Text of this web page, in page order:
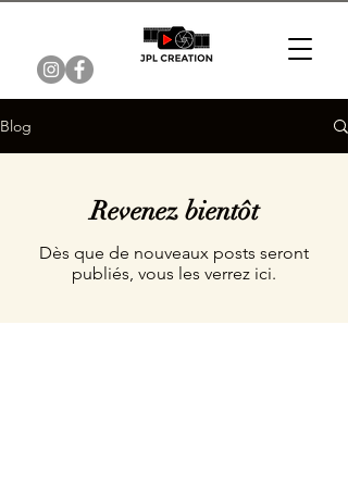
Blog
Revenez bientôt
Dès que de nouveaux posts seront
publiés, vous les verrez ici.